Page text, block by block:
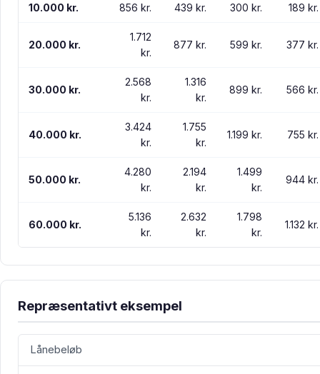
10.000 kr. 856 kr. 439 kr. 300 kr. 189 kr.
20.000 kr.
1.712
kr.
877 kr. 599 kr. 377 kr.
30.000 kr.
2.568
kr.
1.316
kr.
899 kr. 566 kr.
40.000 kr.
3.424
kr.
1.755
kr.
1.199 kr. 755 kr.
50.000 kr.
4.280
kr.
2.194
kr.
1.499
kr.
944 kr.
60.000 kr.
5.136
kr.
2.632
kr.
1.798
kr.
1.132 kr.
Repræsentativt eksempel
Lånebeløb